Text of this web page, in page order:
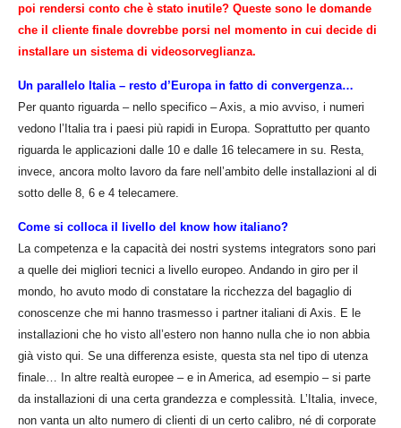
poi rendersi conto che è stato inutile? Queste sono le domande
che il cliente finale dovrebbe porsi nel momento in cui decide di
installare un sistema di videosorveglianza.
Un parallelo Italia – resto d’Europa in fatto di convergenza…
Per quanto riguarda – nello specifico – Axis, a mio avviso, i numeri
vedono l’Italia tra i paesi più rapidi in Europa. Soprattutto per quanto
riguarda le applicazioni dalle 10 e dalle 16 telecamere in su. Resta,
invece, ancora molto lavoro da fare nell’ambito delle installazioni al di
sotto delle 8, 6 e 4 telecamere.
Come si colloca il livello del know how italiano?
La competenza e la capacità dei nostri systems integrators sono pari
a quelle dei migliori tecnici a livello europeo. Andando in giro per il
mondo, ho avuto modo di constatare la ricchezza del bagaglio di
conoscenze che mi hanno trasmesso i partner italiani di Axis. E le
installazioni che ho visto all’estero non hanno nulla che io non abbia
già visto qui. Se una differenza esiste, questa sta nel tipo di utenza
finale… In altre realtà europee – e in America, ad esempio – si parte
da installazioni di una certa grandezza e complessità. L’Italia, invece,
non vanta un alto numero di clienti di un certo calibro, né di corporate